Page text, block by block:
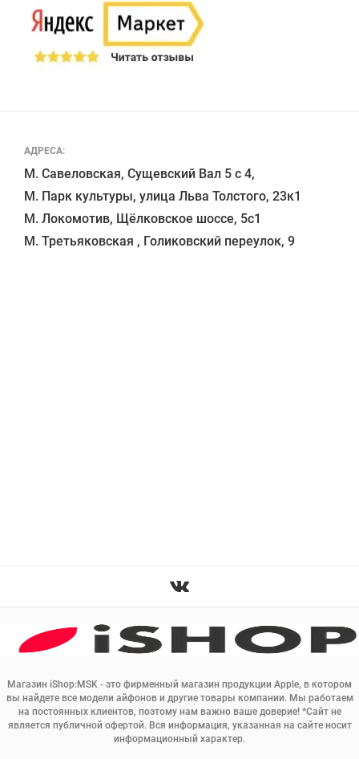
Магазин iShop:MSK - это фирменный магазин продукции Apple, в котором
вы найдете все модели айфонов и другие товары компании. Мы работаем
на постоянных клиентов, поэтому нам важно ваше доверие! *Сайт не
является публичной офертой. Вся информация, указанная на сайте носит
информационный характер.
АДРЕСА:
М. Савеловская, Сущевский Вал 5 с 4,
М. Парк культуры, улица Льва Толстого, 23к1
М. Локомотив, Щёлковское шоссе, 5с1